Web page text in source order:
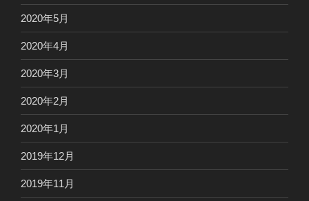
2020年5月
2020年4月
2020年3月
2020年2月
2020年1月
2019年12月
2019年11月